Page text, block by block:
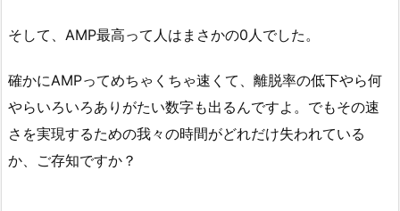
そして、AMP最高って人はまさかの0人でした。
確かにAMPってめちゃくちゃ速くて、離脱率の低下やら何
やらいろいろありがたい数字も出るんですよ。でもその速
さを実現するための我々の時間がどれだけ失われている
か、ご存知ですか？